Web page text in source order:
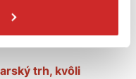
trh, kvôli